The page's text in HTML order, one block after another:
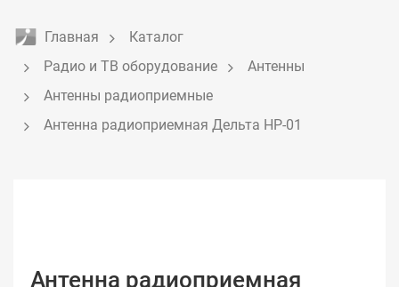
Главная
Каталог
Радио и ТВ оборудование
Антенны
Антенны радиоприемные
Антенна радиоприемная Дельта НР-01
Антенна радиоприемная